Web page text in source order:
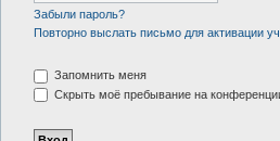
Забыли пароль?
Повторно выслать письмо для активации
Запомнить меня
Скрыть моё пребывание на